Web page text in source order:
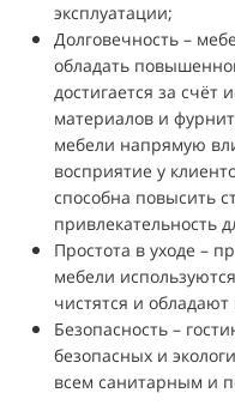
эксплуатации;
Дoлгoвeчнocть –
обладать
достигается за счёт
материалов и
мебели напрямую
восприятие у
способна повысить
привлекательность
Пpocтoтa в yxoдe –
мебели
чистятся и
Бeзoпacнocть –
безопасных и
всем санитарным и